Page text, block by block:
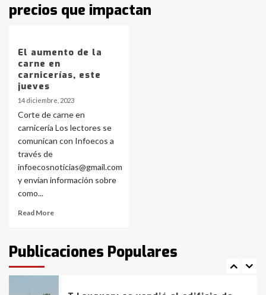
precios que impactan
El aumento de la
carne en
carnicerías, este
jueves
14 diciembre, 2023
Corte de carne en
carnicería Los lectores se
comunican con Infoecos a
través de
infoecosnoticias@gmail.com
y envían información sobre
como...
Read More
Publicaciones Populares
4
joven de Trenque Lauquen
5
Los precios de los combustibles en
entre 857 a 1338 pesos
6
Blanca anticipa que Agosto vendrá
con lluvias y heladas, en gran parte
fueron detenidos por
comercialización de drogas en la
tarde del sábado